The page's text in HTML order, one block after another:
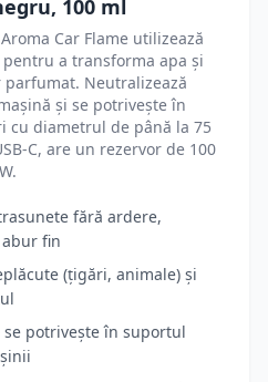
100 ml
Car Flame utilizează
a transforma apa și
Neutralizează
și se potrivește în
diametrul de până la 75
C, are un rezervor de 100
fără ardere,
fin
(țigări, animale) și
se potrivește în suportul